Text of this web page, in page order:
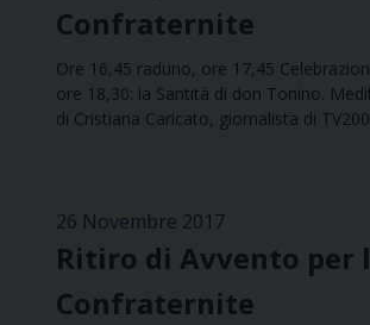
Confraternite
Ore 16,45 raduno, ore 17,45
ore 18,30: la Santità di don Tonino.
di Cristiana Caricato, giornalista di
26 Novembre 2017
Ritiro di Avvento per
Confraternite